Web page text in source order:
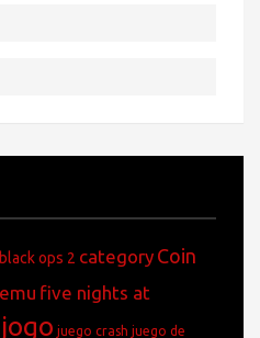
black ops 2 category
emufive nights at